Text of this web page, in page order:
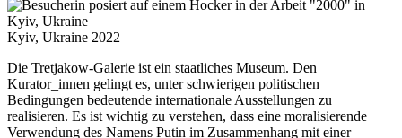
Kyiv, Ukraine 2022
Die Tretjakow-Galerie ist ein staatliches Museum. Den
Kurator_innen gelingt es, unter schwierigen politischen
Bedingungen bedeutende internationale Ausstellungen zu
realisieren. Es ist wichtig zu verstehen, dass eine moralisierende
Verwendung des Namens Putin im Zusammenhang mit einer